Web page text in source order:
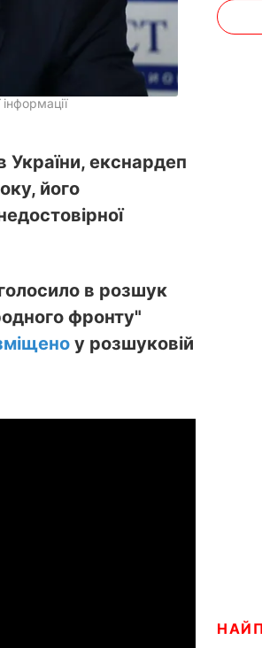
України, екснардеп
його
в розшук
фронту"
у розшуковій